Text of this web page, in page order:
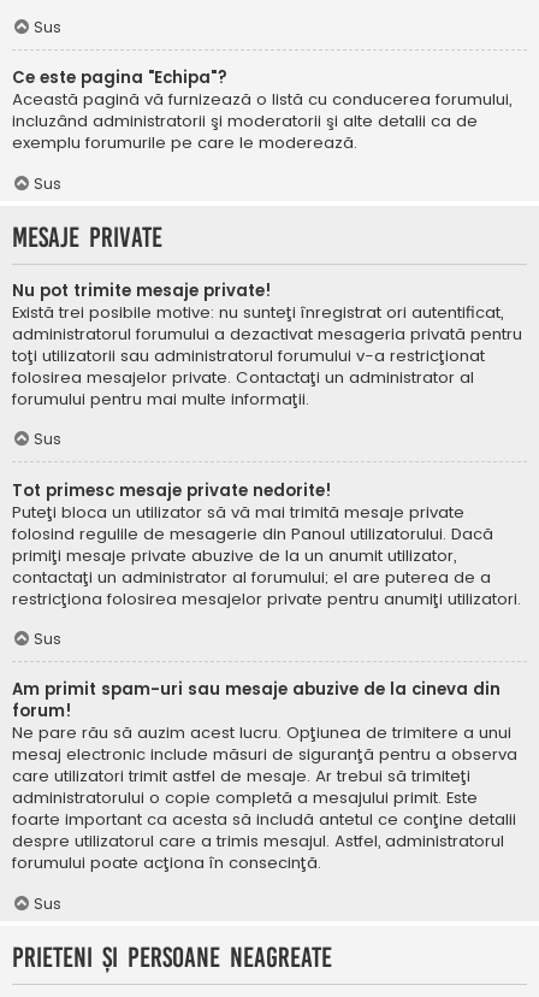
Sus
Ce este pagina "Echipa"?
Această pagină vă furnizează o listă cu conducerea forumului,
incluzând administratorii şi moderatorii şi alte detalii ca de
exemplu forumurile pe care le moderează.
Sus
Mesaje private
Nu pot trimite mesaje private!
Există trei posibile motive: nu sunteţi înregistrat ori autentificat,
administratorul forumului a dezactivat mesageria privată pentru
toţi utilizatorii sau administratorul forumului v-a restricţionat
folosirea mesajelor private. Contactaţi un administrator al
forumului pentru mai multe informaţii.
Sus
Tot primesc mesaje private nedorite!
Puteţi bloca un utilizator să vă mai trimită mesaje private
folosind regulile de mesagerie din Panoul utilizatorului. Dacă
primiţi mesaje private abuzive de la un anumit utilizator,
contactaţi un administrator al forumului; el are puterea de a
restricţiona folosirea mesajelor private pentru anumiţi utilizatori.
Sus
Am primit spam-uri sau mesaje abuzive de la cineva din
forum!
Ne pare rău să auzim acest lucru. Opţiunea de trimitere a unui
mesaj electronic include măsuri de siguranţă pentru a observa
care utilizatori trimit astfel de mesaje. Ar trebui să trimiteţi
administratorului o copie completă a mesajului primit. Este
foarte important ca acesta să includă antetul ce conţine detalii
despre utilizatorul care a trimis mesajul. Astfel, administratorul
forumului poate acţiona în consecinţă.
Sus
Prieteni şi persoane neagreate